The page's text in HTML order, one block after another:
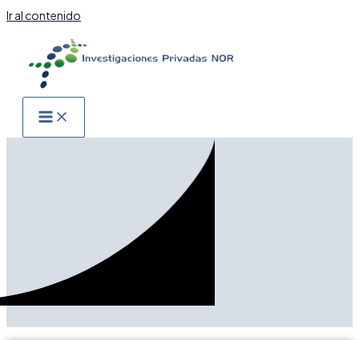
Ir al contenido